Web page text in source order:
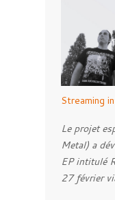
Guerre,
critique et
Pour
allé à la
) et de
reviennent
Guerre
également
"Kohle"
1914 ,
directeur
Streaming
Le projet
Metal) a
EP intitulé
27 février